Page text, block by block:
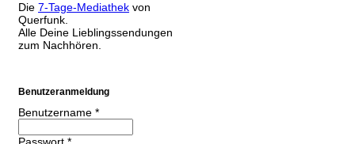
Die 7-Tage-Mediathek von
Querfunk.
Alle Deine Lieblingssendungen
zum Nachhören.
Benutzeranmeldung
Benutzername *
Passwort *